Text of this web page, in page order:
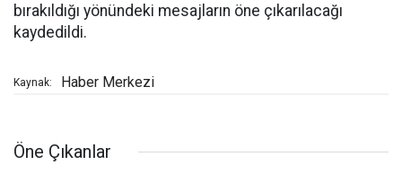
bırakıldığı yönündeki mesajların öne çıkarılacağı
kaydedildi.
Kaynak: Haber Merkezi
Öne Çıkanlar